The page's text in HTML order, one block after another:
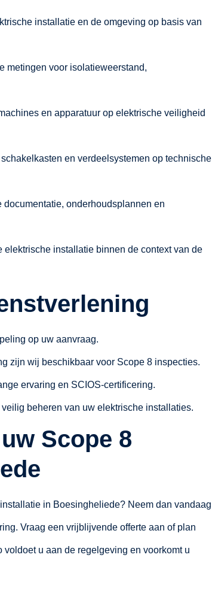
installatie en de omgeving op basis van
metingen voor isolatieweerstand,
en apparatuur op elektrische veiligheid
en verdeelsystemen op technische
onderhoudsplannen en
elektrische installatie binnen de context van de
op uw aanvraag.
zijn wij beschikbaar voor Scope 8 inspecties.
ervaring en SCIOS-certificering.
beheren van uw elektrische installaties.
Scope 8
in Boesingheliede? Neem dan vandaag
Vraag een vrijblijvende offerte aan of plan
u aan de regelgeving en voorkomt u